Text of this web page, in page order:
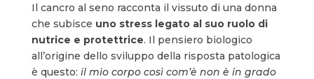
Il cancro al seno racconta il vissuto di una donna
che subisce uno stress legato al suo ruolo di
nutrice e protettrice. Il pensiero biologico
all’origine dello sviluppo della risposta patologica
è questo: il mio corpo così com’è non è in grado